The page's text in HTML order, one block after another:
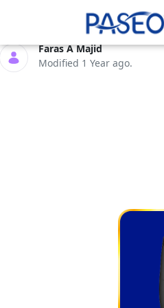
bali3.png
Faras A Majid
Modified 1 Year ago.